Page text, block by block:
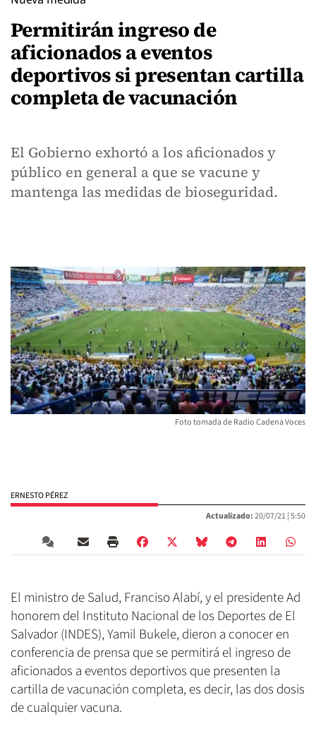
Permitirán ingreso de
aficionados a eventos
deportivos si presentan cartilla
completa de vacunación
El Gobierno exhortó a los aficionados y
público en general a que se vacune y
mantenga las medidas de bioseguridad.
Foto tomada de Radio Cadena Voces
ERNESTO PÉREZ
Actualizado:20/07/21 |5:50
El ministro de Salud, Franciso Alabí, y el presidente Ad
honorem del Instituto Nacional de los Deportes de El
Salvador (INDES), Yamil Bukele, dieron a conocer en
conferencia de prensa que se permitirá el ingreso de
aficionados a eventos deportivos que presenten la
cartilla de vacunación completa, es decir, las dos dosis
de cualquier vacuna.